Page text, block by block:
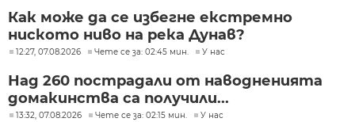
Как може да се избегне екстремно
ниското ниво на река Дунав?
12:27, 07.08.2026 Чете се за: 02:45 мин. У нас
Над 260 пострадали от наводненията
домакинства са получили...
13:32, 07.08.2026 Чете се за: 02:15 мин. У нас